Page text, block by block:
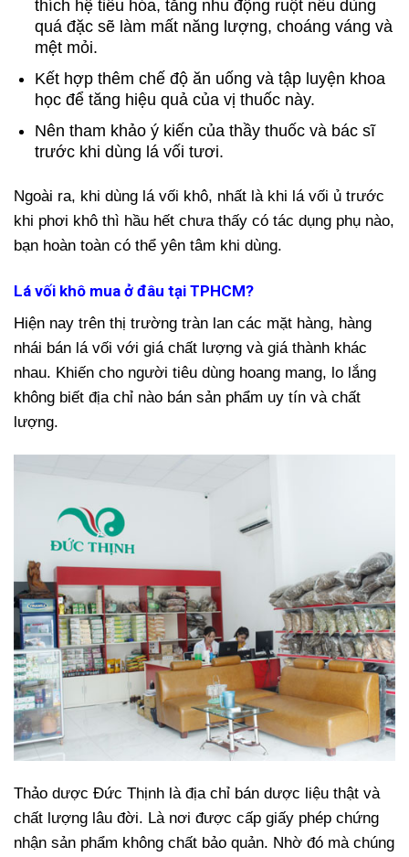
thích hệ tiêu hóa, tăng nhu động ruột nếu dùng
quá đặc sẽ làm mất năng lượng, choáng váng và
mệt mỏi.
Kết hợp thêm chế độ ăn uống và tập luyện khoa
học để tăng hiệu quả của vị thuốc này.
Nên tham khảo ý kiến của thầy thuốc và bác sĩ
trước khi dùng lá vối tươi.
Ngoài ra, khi dùng lá vối khô, nhất là khi lá vối ủ trước
khi phơi khô thì hầu hết chưa thấy có tác dụng phụ nào,
bạn hoàn toàn có thể yên tâm khi dùng.
Lá vối khô mua ở đâu tại TPHCM?
Hiện nay trên thị trường tràn lan các mặt hàng, hàng
nhái bán lá vối với giá chất lượng và giá thành khác
nhau. Khiến cho người tiêu dùng hoang mang, lo lắng
không biết địa chỉ nào bán sản phẩm uy tín và chất
lượng.
Thảo dược Đức Thịnh là địa chỉ bán dược liệu thật và
chất lượng lâu đời. Là nơi được cấp giấy phép chứng
nhận sản phẩm không chất bảo quản. Nhờ đó mà chúng